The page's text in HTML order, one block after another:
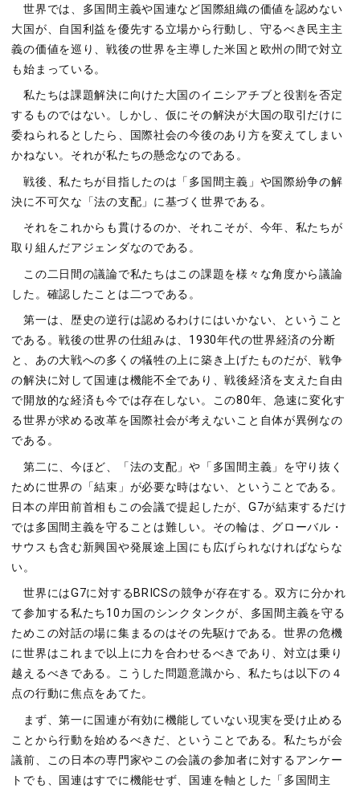
世界では、多国間主義や国連など国際組織の価値を認めない
⼤国が、⾃国利益を優先する⽴場から⾏動し、守るべき⺠主主
義の価値を巡り、戦後の世界を主導した⽶国と欧州の間で対⽴
も始まっている。
私たちは課題解決に向けた⼤国のイニシアチブと役割を否定
するものではない。しかし、仮にその解決が⼤国の取引だけに
委ねられるとしたら、国際社会の今後のあり⽅を変えてしまい
かねない。それが私たちの懸念なのである。
戦後、私たちが⽬指したのは「多国間主義」や国際紛争の解
決に不可⽋な「法の⽀配」に基づく世界である。
それをこれからも貫けるのか、それこそが、今年、私たちが
取り組んだアジェンダなのである。
この⼆⽇間の議論で私たちはこの課題を様々な⾓度から議論
した。確認したことは⼆つである。
第⼀は、歴史の逆⾏は認めるわけにはいかない、ということ
である。戦後の世界の仕組みは、1930年代の世界経済の分断
と、あの⼤戦への多くの犠牲の上に築き上げたものだが、戦争
の解決に対して国連は機能不全であり、戦後経済を⽀えた⾃由
で開放的な経済も今では存在しない。この80年、急速に変化す
る世界が求める改⾰を国際社会が考えないこと⾃体が異例なの
である。
第⼆に、今ほど、「法の⽀配」や「多国間主義」を守り抜く
ために世界の「結束」が必要な時はない、ということである。
⽇本の岸⽥前⾸相もこの会議で提起したが、G7が結束するだけ
では多国間主義を守ることは難しい。その輪は、グローバル・
サウスも含む新興国や発展途上国にも広げられなければならな
い。
世界にはG7に対するBRICSの競争が存在する。双⽅に分かれ
て参加する私たち10カ国のシンクタンクが、多国間主義を守る
ためこの対話の場に集まるのはその先駆けである。世界の危機
に世界はこれまで以上に⼒を合わせるべきであり、対⽴は乗り
越えるべきである。こうした問題意識から、私たちは以下の４
点の⾏動に焦点をあてた。
まず、第⼀に国連が有効に機能していない現実を受け⽌める
ことから⾏動を始めるべきだ、ということである。私たちが会
議前、この⽇本の専⾨家やこの会議の参加者に対するアンケー
トでも、国連はすでに機能せず、国連を軸とした「多国間主